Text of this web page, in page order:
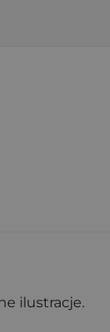
ilustracje.